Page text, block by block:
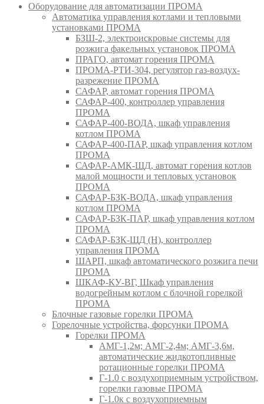
Оборудование для автоматизации ПРОМА
Автоматика управления котлами и тепловыми
установками ПРОМА
БЗШ-2, электроискровые системы для
розжига факельных установок ПРОМА
ПРАГО, автомат горения ПРОМА
ПРОМА-РТИ-304, регулятор газ-воздух-
разрежение ПРОМА
САФАР, автомат горения ПРОМА
САФАР-400, контроллер управления
ПРОМА
САФАР-400-ВОДА, шкаф управления
котлом ПРОМА
САФАР-400-ПАР, шкаф управления котлом
ПРОМА
САФАР-АМК-ЩД, автомат горения котлов
малой мощности и тепловых установок
ПРОМА
САФАР-БЗК-ВОДА, шкаф управления
котлом ПРОМА
САФАР-БЗК-ПАР, шкаф управления котлом
ПРОМА
САФАР-БЗК-ЩД (Н), контроллер
управления ПРОМА
ШАРП, шкаф автоматического розжига печи
ПРОМА
ШКАФ-КУ-ВГ, Шкаф управления
водогрейным котлом с блочной горелкой
ПРОМА
Блочные газовые горелки ПРОМА
Горелочные устройства, форсунки ПРОМА
Горелки ПРОМА
АМГ-1,2м; АМГ-2,4м; АМГ-3,6м,
автоматические жидкотопливные
ротационные горелки ПРОМА
Г-1.0 с воздухоприемным устройством,
горелки газовые ПРОМА
Г-1.0к с воздухоприемным